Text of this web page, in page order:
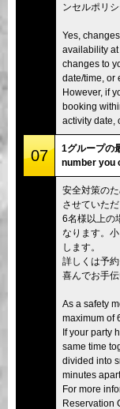
ンセルポリ
Yes,
availability at
changes to
date/time, or
However, if
booking
activity date,
07
1グループの
number you
安全対策の
させていただ
6名様以上の
なります。
します。
詳しくは予
喜んでお手
As a safety
maximum of
If your party
same time
divided into
minutes
For more
Reservation